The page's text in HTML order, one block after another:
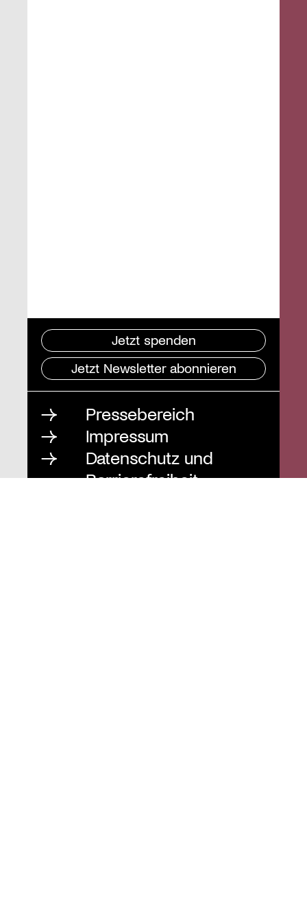
Jetzt spenden
Jetzt Newsletter abonnieren
Pressebereich
Impressum
Datenschutz und
Barrierefreiheit